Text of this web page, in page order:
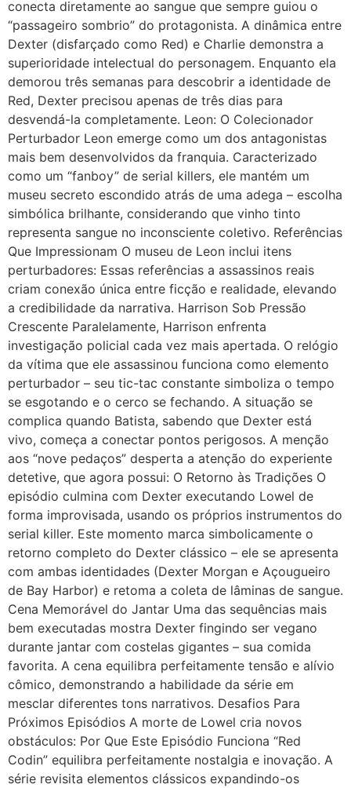
conecta diretamente ao sangue que sempre guiou o
“passageiro sombrio” do protagonista. A dinâmica entre
Dexter (disfarçado como Red) e Charlie demonstra a
superioridade intelectual do personagem. Enquanto ela
demorou três semanas para descobrir a identidade de
Red, Dexter precisou apenas de três dias para
desvendá-la completamente. Leon: O Colecionador
Perturbador Leon emerge como um dos antagonistas
mais bem desenvolvidos da franquia. Caracterizado
como um “fanboy” de serial killers, ele mantém um
museu secreto escondido atrás de uma adega – escolha
simbólica brilhante, considerando que vinho tinto
representa sangue no inconsciente coletivo. Referências
Que Impressionam O museu de Leon inclui itens
perturbadores: Essas referências a assassinos reais
criam conexão única entre ficção e realidade, elevando
a credibilidade da narrativa. Harrison Sob Pressão
Crescente Paralelamente, Harrison enfrenta
investigação policial cada vez mais apertada. O relógio
da vítima que ele assassinou funciona como elemento
perturbador – seu tic-tac constante simboliza o tempo
se esgotando e o cerco se fechando. A situação se
complica quando Batista, sabendo que Dexter está
vivo, começa a conectar pontos perigosos. A menção
aos “nove pedaços” desperta a atenção do experiente
detetive, que agora possui: O Retorno às Tradições O
episódio culmina com Dexter executando Lowel de
forma improvisada, usando os próprios instrumentos do
serial killer. Este momento marca simbolicamente o
retorno completo do Dexter clássico – ele se apresenta
com ambas identidades (Dexter Morgan e Açougueiro
de Bay Harbor) e retoma a coleta de lâminas de sangue.
Cena Memorável do Jantar Uma das sequências mais
bem executadas mostra Dexter fingindo ser vegano
durante jantar com costelas gigantes – sua comida
favorita. A cena equilibra perfeitamente tensão e alívio
cômico, demonstrando a habilidade da série em
mesclar diferentes tons narrativos. Desafios Para
Próximos Episódios A morte de Lowel cria novos
obstáculos: Por Que Este Episódio Funciona “Red
Codin” equilibra perfeitamente nostalgia e inovação. A
série revisita elementos clássicos expandindo-os